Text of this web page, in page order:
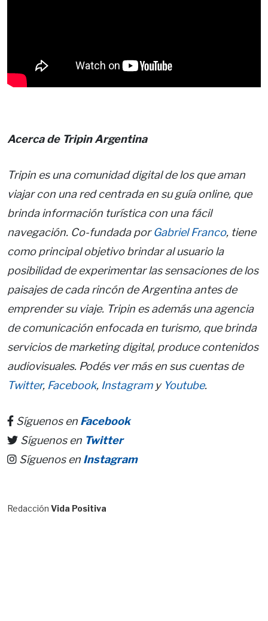
Acerca de Tripin Argentina
Tripin es una comunidad digital de los que aman
viajar con una red centrada en su guía online, que
brinda información turística con una fácil
navegación. Co-fundada porGabriel Franco, tiene
como principal objetivo brindar al usuario la
posibilidad de experimentar las sensaciones de los
paisajes de cada rincón de Argentina antes de
emprender su viaje. Tripin es además una agencia
de comunicación enfocada en turismo, que brinda
servicios de marketing digital, produce contenidos
audiovisuales. Podés ver más en sus cuentas de
Twitter, Facebook, Instagramy Youtube.
Síguenos en Facebook
Síguenos en Twitter
Síguenos en Instagram
Redacción Vida Positiva